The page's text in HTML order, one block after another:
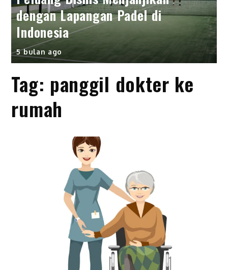
dengan Lapangan Padel di
Indonesia
5 bulan ago
Tag: panggil dokter ke
rumah